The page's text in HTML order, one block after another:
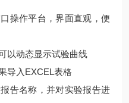
操作平台，界面直观，便
以动态显示试验曲线
导入EXCEL表格
告名称，并对实验报告进